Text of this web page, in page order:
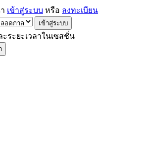
เข้าสู่ระบบ หรือ ลงทะเบียน
ระยะเวลาในเซสชั่น